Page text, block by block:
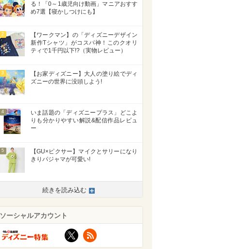
る！「0～1歳児向け動画」マニアおすす
め7選【寝かしつけにも】
2
【ワークマン】の「ディズニーデザイン
新作Tシャツ」がコスパ神！このクオリ
ティで1千円以下!?（実物レビュー）
3
【お家ディズニー】大人の塗り絵でディ
ズニーの世界に没頭しよう!
4
いま話題の「ディズニープラス」どこよ
りも分かりやすい解説&配信作品レビュ
ー
5
【GU×ピクサー】マイクとサリーになり
きりパジャマが可愛い!
続きを読み込む
ソーシャルアカウント
X